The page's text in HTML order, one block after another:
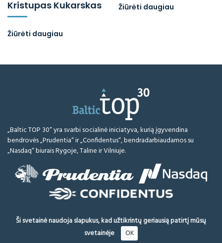
Kristupas Kukarskas
Žiūrėti daugiau
Žiūrėti daugiau
„Baltic TOP 30“ yra svarbi socialinė iniciatyva, kurią įgyvendina
bendrovės „Prudentia“ ir „Confidentus“, bendradarbiaudamos su
„Nasdaq“ biurais Rygoje, Taline ir Vilniuje.
Visos teisės saugomos
Ši svetainė naudoja slapukus, kad užtikrintų geriausią patirtį mūsų
svetainėje
OK